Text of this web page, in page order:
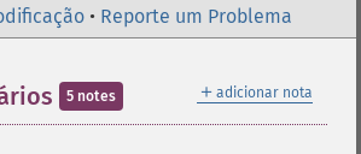
• Reporte um Problema
＋ adicionar nota
5 notes